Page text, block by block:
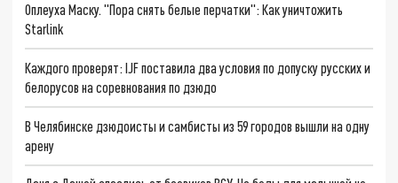
Оплеуха Маску. "Пора снять белые перчатки": Как уничтожить
Starlink
Каждого проверят: IJF поставила два условия по допуску русских и
белорусов на соревнования по дзюдо
В Челябинске дзюдоисты и самбисты из 59 городов вышли на одну
арену